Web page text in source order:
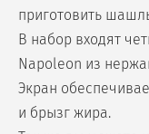
приготовить
В набор входят
Napoleon из
Экран
и брызг жира.